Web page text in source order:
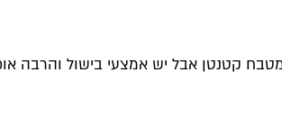
קטנטן אבל יש אמצעי בישול והרבה